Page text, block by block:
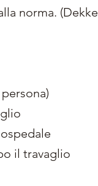
norma.
il travaglio